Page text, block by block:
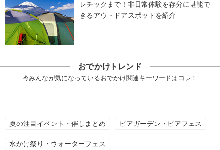
レチックまで！非日常体験を存分に堪能で
きるアウトドアスポットを紹介
おでかけトレンド
今みんなが気になっているおでかけ関連キーワードはコレ！
夏の注目イベント・催しまとめ ビアガーデン・ビアフェス
水かけ祭り・ウォーターフェス